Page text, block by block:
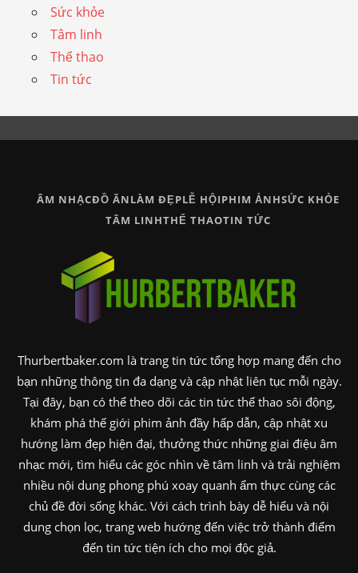
Sức khỏe
Tâm linh
Thể thao
Tin tức
ÂM NHẠCĐỒ ĂNLÀM ĐẸPLỄ HỘIPHIM ẢNHSỨC KHỎE
TÂM LINHTHỂ THAOTIN TỨC
Thurbertbaker.com là trang tin tức tổng hợp mang đến cho
bạn những thông tin đa dạng và cập nhật liên tục mỗi ngày.
Tại đây, bạn có thể theo dõi các tin tức thể thao sôi động,
khám phá thế giới phim ảnh đầy hấp dẫn, cập nhật xu
hướng làm đẹp hiện đại, thưởng thức những giai điệu âm
nhạc mới, tìm hiểu các góc nhìn về tâm linh và trải nghiệm
nhiều nội dung phong phú xoay quanh ẩm thực cùng các
chủ đề đời sống khác. Với cách trình bày dễ hiểu và nội
dung chọn lọc, trang web hướng đến việc trở thành điểm
đến tin tức tiện ích cho mọi độc giả.